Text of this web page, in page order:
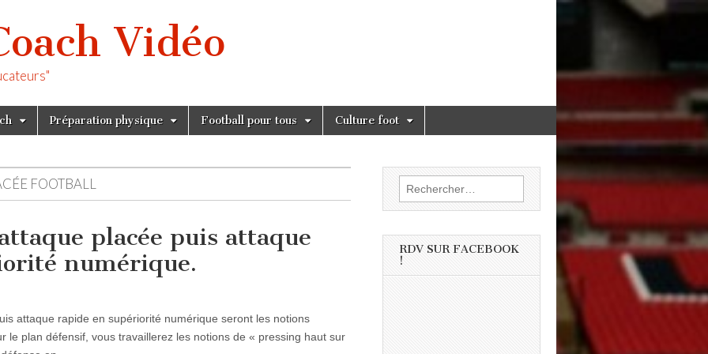
Vidéo
Préparation physique Football pour tous Culture foot
FOOTBALL
placée puis attaque
numérique.
attaque rapide en supériorité numérique seront les notions
le plan défensif, vous travaillerez les notions de « pressing haut sur
Rechercher :
RDV SUR FACEBOOK
!